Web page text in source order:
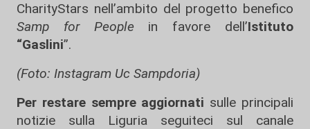
CharityStars nell’ambito del progetto benefico
Samp for People in favore dell’Istituto
“Gaslini”.
(Foto: Instagram Uc Sampdoria)
Per restare sempre aggiornati sulle principali
notizie sulla Liguria seguiteci sul canale